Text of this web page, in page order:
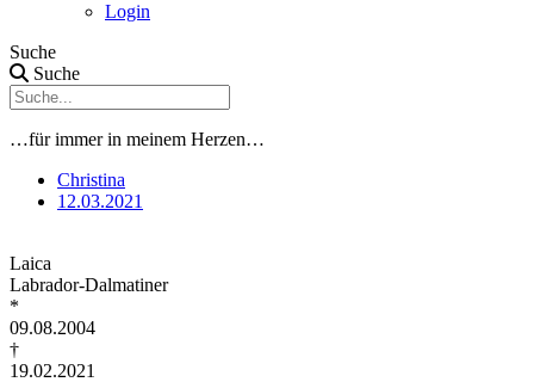
Login
Suche
Suche
…für immer in meinem Herzen…
Christina
12.03.2021
Laica
Labrador-Dalmatiner
*
09.08.2004
†
19.02.2021